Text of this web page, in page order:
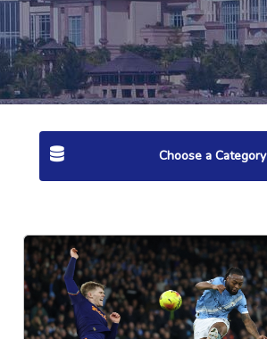
Choose a Category